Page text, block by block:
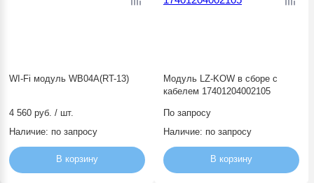
WI-Fi модуль WB04A(RT-13)
4 560 руб. / шт.
Наличие: по запросу
В корзину
Модуль LZ-KOW в сборе с
кабелем 17401204002105
По запросу
Наличие: по запросу
В корзину